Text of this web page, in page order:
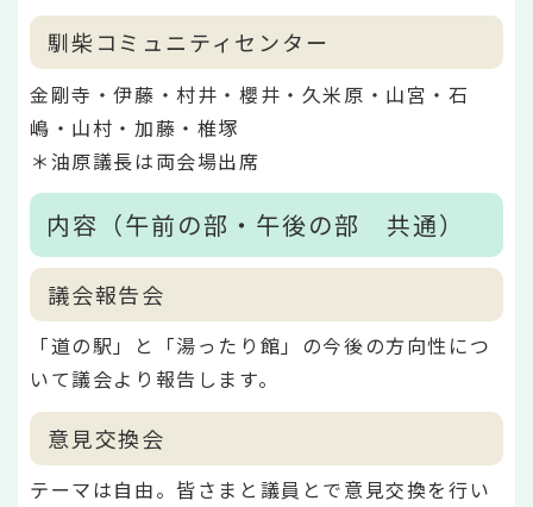
馴柴コミュニティセンター
金剛寺・伊藤・村井・櫻井・久米原・山宮・石
嶋・山村・加藤・椎塚
＊油原議長は両会場出席
内容（午前の部・午後の部 共通）
議会報告会
「道の駅」と「湯ったり館」の今後の方向性につ
いて議会より報告します。
意見交換会
テーマは自由。皆さまと議員とで意見交換を行い